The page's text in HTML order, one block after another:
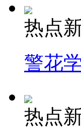
热点
警花
热点